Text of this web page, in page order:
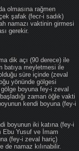
olmasına rağmen
şafak (fecr-i sadık)
namazı vaktinin girmesi
gerekir.
dik açı (90 derece) ile
batıya meyletmesi ile
süre içinde (zeval
yönünde gölgesi
boyuna fey-i zeval
zaman öğle vakti
kendi boyuna (fey-i
boyunun iki katına (fey-i
Ebu Yusuf ve İmam
(fey-i zeval hariç)
de namaz kılınabilir.